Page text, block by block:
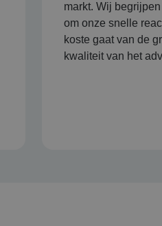
markt. Wij
om onze snelle
koste gaat van de
kwaliteit van het